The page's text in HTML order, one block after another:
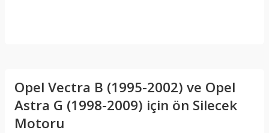
Opel Vectra B (1995-2002) ve Opel
Astra G (1998-2009) için ön Silecek
Motoru